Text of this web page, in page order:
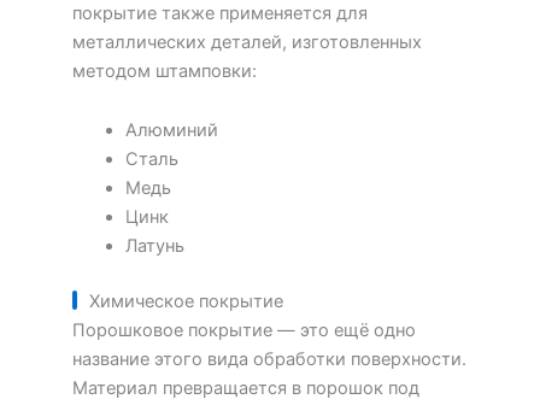
покрытие также применяется для
металлических деталей, изготовленных
методом штамповки:
Алюминий
Сталь
Медь
Цинк
Латунь
Химическое покрытие
Порошковое покрытие — это ещё одно
название этого вида обработки поверхности.
Материал превращается в порошок под